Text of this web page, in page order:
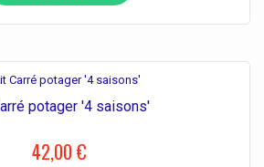
potager '4 saisons'
42,00 €